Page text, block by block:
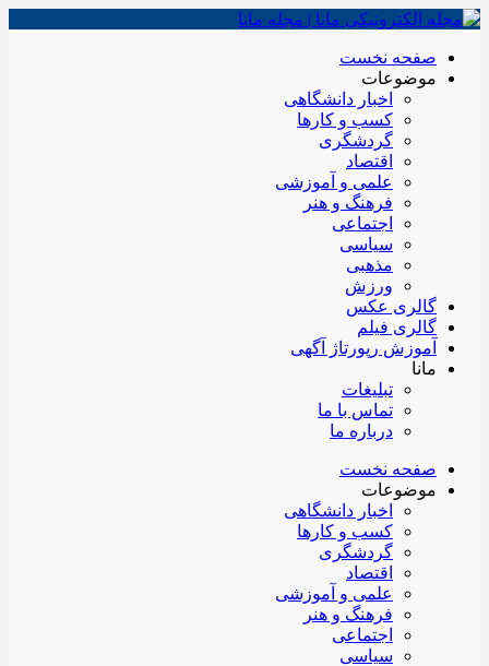
صفحه نخست
موضوعات
اخبار دانشگاهی
کسب و کارها
گردشگری
اقتصاد
علمی و آموزشی
فرهنگ و هنر
اجتماعی
سیاسی
مذهبی
ورزش
گالری عکس
گالری فیلم
آموزش رپورتاژ آگهی
مانا
تبلیغات
تماس با ما
درباره ما
صفحه نخست
موضوعات
اخبار دانشگاهی
کسب و کارها
گردشگری
اقتصاد
علمی و آموزشی
فرهنگ و هنر
اجتماعی
سیاسی